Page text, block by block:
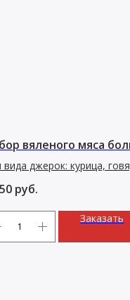
вяленого мяса
вида джерок: курица,
руб.
Заказать